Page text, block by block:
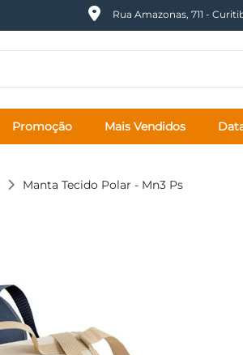
Rua Amazonas, 711 -
Promoção Mais Vendidos
Manta Tecido Polar - Mn3 Ps